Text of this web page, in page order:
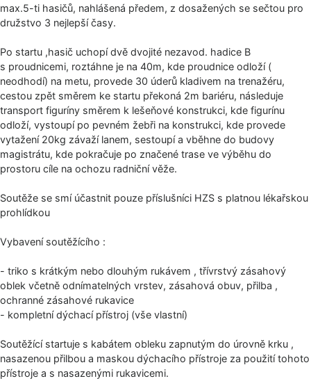
max.5-ti hasičů, nahlášená předem, z dosažených se sečtou pro
družstvo 3 nejlepší časy.
Po startu ,hasič uchopí dvě dvojité nezavod. hadice B
s proudnicemi, roztáhne je na 40m, kde proudnice odloží (
neodhodí) na metu, provede 30 úderů kladivem na trenažéru,
cestou zpět směrem ke startu překoná 2m bariéru, následuje
transport figuríny směrem k lešeňové konstrukci, kde figurínu
odloží, vystoupí po pevném žebři na konstrukci, kde provede
vytažení 20kg závaží lanem, sestoupí a vběhne do budovy
magistrátu, kde pokračuje po značené trase ve výběhu do
prostoru cíle na ochozu radniční věže.
Soutěže se smí účastnit pouze příslušníci HZS s platnou lékařskou
prohlídkou
Vybavení soutěžícího :
- triko s krátkým nebo dlouhým rukávem , třívrstvý zásahový
oblek včetně odnímatelných vrstev, zásahová obuv, přilba ,
ochranné zásahové rukavice
- kompletní dýchací přístroj (vše vlastní)
Soutěžící startuje s kabátem obleku zapnutým do úrovně krku ,
nasazenou přilbou a maskou dýchacího přístroje za použití tohoto
přístroje a s nasazenými rukavicemi.